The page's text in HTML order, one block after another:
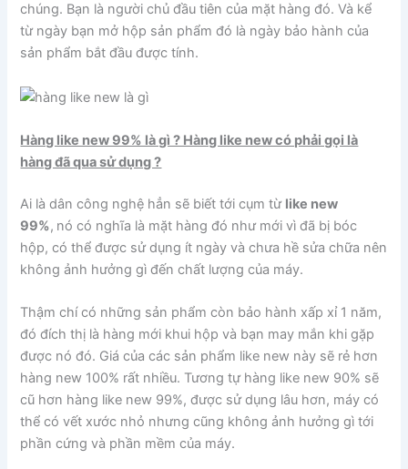
chúng. Bạn là người chủ đầu tiên của mặt hàng đó. Và kể
từ ngày bạn mở hộp sản phẩm đó là ngày bảo hành của
sản phẩm bắt đầu được tính.
Hàng like new 99% là gì ? Hàng like new có phải gọi là
hàng đã qua sử dụng ?
Ai là dân công nghệ hẳn sẽ biết tới cụm từ like new
99%, nó có nghĩa là mặt hàng đó như mới vì đã bị bóc
hộp, có thể được sử dụng ít ngày và chưa hề sửa chữa nên
không ảnh hưởng gì đến chất lượng của máy.
Thậm chí có những sản phẩm còn bảo hành xấp xỉ 1 năm,
đó đích thị là hàng mới khui hộp và bạn may mắn khi gặp
được nó đó. Giá của các sản phẩm like new này sẽ rẻ hơn
hàng new 100% rất nhiều. Tương tự hàng like new 90% sẽ
cũ hơn hàng like new 99%, được sử dụng lâu hơn, máy có
thể có vết xước nhỏ nhưng cũng không ảnh hưởng gì tới
phần cứng và phần mềm của máy.